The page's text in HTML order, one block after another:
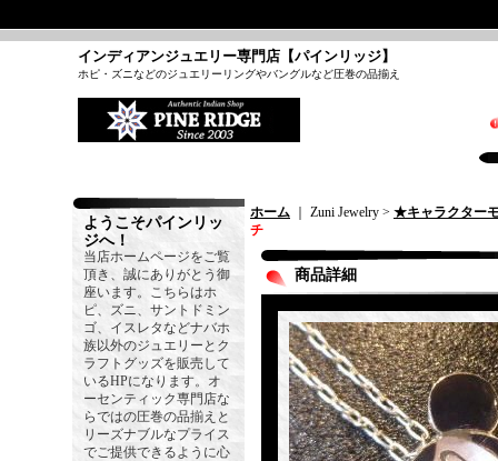
インディアンジュエリー専門店【パインリッジ】
ホピ・ズニなどのジュエリーリングやバングルなど圧巻の品揃え
ようこそパインリッ
ジへ！
当店ホームページをご覧
頂き、誠にありがとう御
座います。こちらはホ
ピ、ズニ、サントドミン
ゴ、イスレタなどナバホ
族以外のジュエリーとク
ラフトグッズを販売して
いるHPになります。オ
ーセンティック専門店な
らではの圧巻の品揃えと
リーズナブルなプライス
でご提供できるように心
ホーム ｜ Zuni Jewelry > ★キャラクター
チ
商品詳細